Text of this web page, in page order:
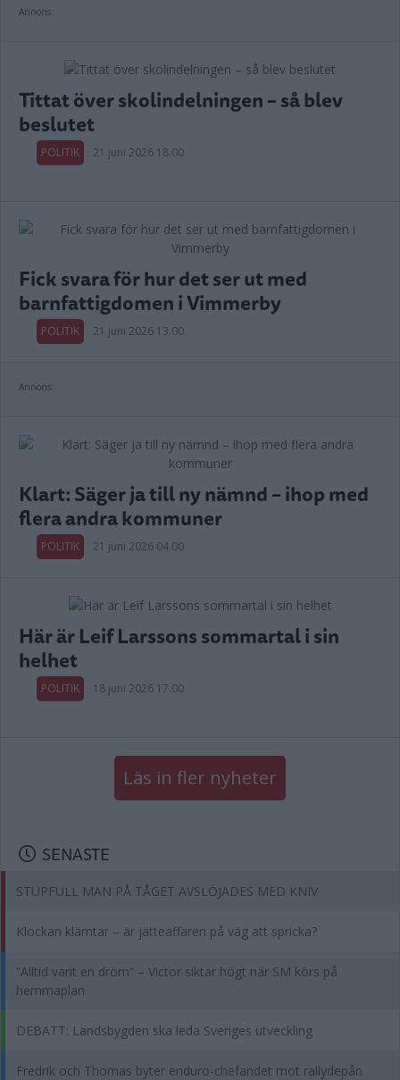
Annons:
Tittat över skolindelningen – så blev
beslutet
POLITIK 21 juni 2026 18.00
Fick svara för hur det ser ut med
barnfattigdomen i Vimmerby
POLITIK 21 juni 2026 13.00
Annons:
Klart: Säger ja till ny nämnd – ihop med
flera andra kommuner
POLITIK 21 juni 2026 04.00
Här är Leif Larssons sommartal i sin
helhet
POLITIK 18 juni 2026 17.00
Läs in fler nyheter
SENASTE
STUPFULL MAN PÅ TÅGET AVSLÖJADES MED KNIV
Klockan klämtar – är jätteaffären på väg att spricka?
”Alltid varit en dröm” – Victor siktar högt när SM körs på
hemmaplan
DEBATT: Landsbygden ska leda Sveriges utveckling
Fredrik och Thomas byter enduro-chefandet mot rallydepån